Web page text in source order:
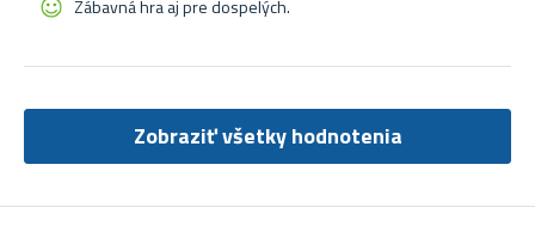
Zábavná hra aj pre dospelých.
Zobraziť všetky hodnotenia